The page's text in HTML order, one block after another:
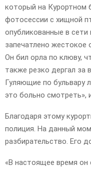
который на Курортном
фотосессии с хищной
опубликованные в
запечатлено
Он бил орла по клюву,
также резко дергал за
Гуляющие по бульвару
это больно смотреть»,
Благодаря этому
полиция. На данный
разбирательство. Его
«В настоящее время